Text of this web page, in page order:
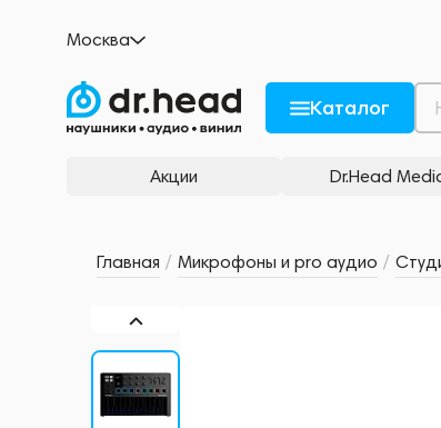
Москва
Каталог
Акции Dr.Head
Главная / Микрофоны и pro аудио /
Описание и характеристики Рейтинг и